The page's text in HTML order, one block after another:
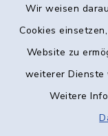
Wir weisen
Cookies
Website zu
weiterer Dienste
Weitere